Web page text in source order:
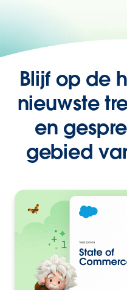
Blijf op de
nieuwste
en
gebied